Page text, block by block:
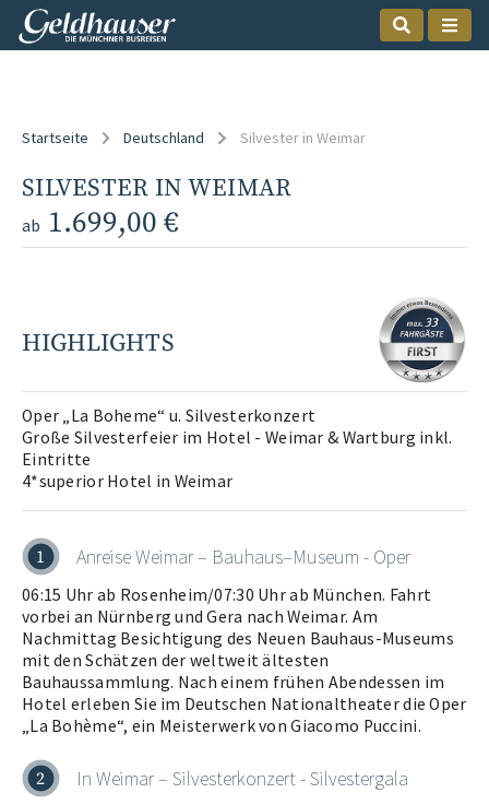
Startseite Deutschland Silvester in Weimar
SILVESTER IN WEIMAR
ab 1.699,00 €
HIGHLIGHTS
Oper „La Boheme“ u. Silvesterkonzert
Große Silvesterfeier im Hotel - Weimar & Wartburg inkl.
Eintritte
1 Anreise Weimar – Bauhaus–Museum - Oper
06:15 Uhr ab Rosenheim/07:30 Uhr ab München. Fahrt
vorbei an Nürnberg und Gera nach Weimar. Am
Nachmittag Besichtigung des Neuen Bauhaus-Museums
mit den Schätzen der weltweit ältesten
Bauhaussammlung. Nach einem frühen Abendessen im
Hotel erleben Sie im Deutschen Nationaltheater die Oper
„La Bohème“, ein Meisterwerk von Giacomo Puccini.
2 In Weimar – Silvesterkonzert - Silvestergala